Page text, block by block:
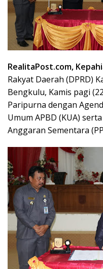
RealitaPost.com,
Rakyat Daerah (DPRD)
Bengkulu, Kamis pagi
Paripurna dengan
Umum APBD (KUA)
Anggaran Sementara